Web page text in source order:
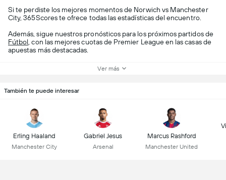
Si te perdiste los mejores momentos de Norwich vs Manchester
City, 365Scores te ofrece todas las estadísticas del encuentro.
Además, sigue nuestros pronósticos para los próximos partidos de
Fútbol , con las mejores cuotas de Premier League en las casas de
apuestas más destacadas.
Ver más
También te puede interesar
Erling Haaland
Manchester City
Gabriel Jesus
Arsenal
Marcus Rashford
Manchester United